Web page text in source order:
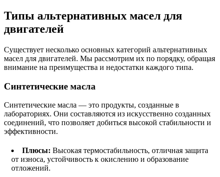
Типы альтернативных масел для
двигателей
Существует несколько основных категорий альтернативных
масел для двигателей. Мы рассмотрим их по порядку, обращая
внимание на преимущества и недостатки каждого типа.
Синтетические масла
Синтетические масла — это продукты, созданные в
лабораториях. Они составляются из искусственно созданных
соединений, что позволяет добиться высокой стабильности и
эффективности.
Плюсы: Высокая термостабильность, отличная защита
от износа, устойчивость к окислению и образование
отложений.